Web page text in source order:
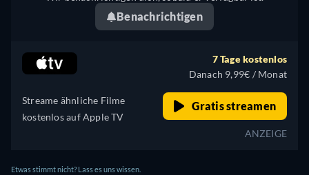
Benachrichtigen
Streame ähnliche Filme
kostenlos auf Apple TV
7 Tage kostenlos
Danach 9,99€ / Monat
Gratis streamen
ANZEIGE
Etwas stimmt nicht? Lass es uns wissen.